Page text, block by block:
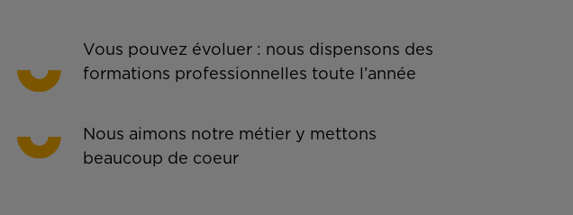
Vous pouvez évoluer : nous dispensons des
formations professionnelles toute l’année
Nous aimons notre métier y mettons
beaucoup de coeur